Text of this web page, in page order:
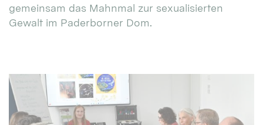
gemeinsam das Mahnmal zur sexualisierten
Gewalt im Paderborner Dom.